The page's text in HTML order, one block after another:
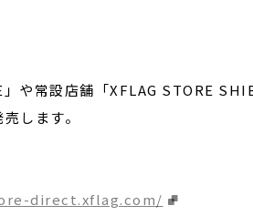
や常設店舗「XFLAG STORE
します。
direct.xflag.com/